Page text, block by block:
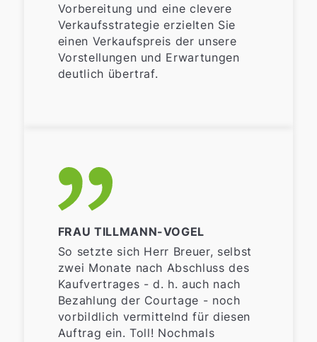
Vorbereitung und eine clevere
Verkaufsstrategie erzielten Sie
einen Verkaufspreis der unsere
Vorstellungen und Erwartungen
deutlich übertraf.
FRAU TILLMANN-VOGEL
So setzte sich Herr Breuer, selbst
zwei Monate nach Abschluss des
Kaufvertrages - d. h. auch nach
Bezahlung der Courtage - noch
vorbildlich vermittelnd für diesen
Auftrag ein. Toll! Nochmals